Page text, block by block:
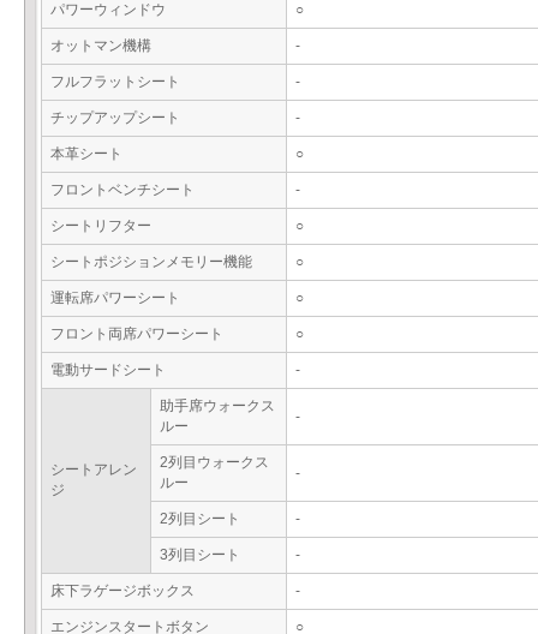
パワーウィンドウ ○
オットマン機構 -
フルフラットシート -
チップアップシート -
本革シート ○
フロントベンチシート -
シートリフター ○
シートポジションメモリー機能 ○
運転席パワーシート ○
フロント両席パワーシート ○
電動サードシート -
シートアレン
ジ
助手席ウォークス
ルー
-
2列目ウォークス
ルー
-
2列目シート -
3列目シート -
床下ラゲージボックス -
エンジンスタートボタン ○